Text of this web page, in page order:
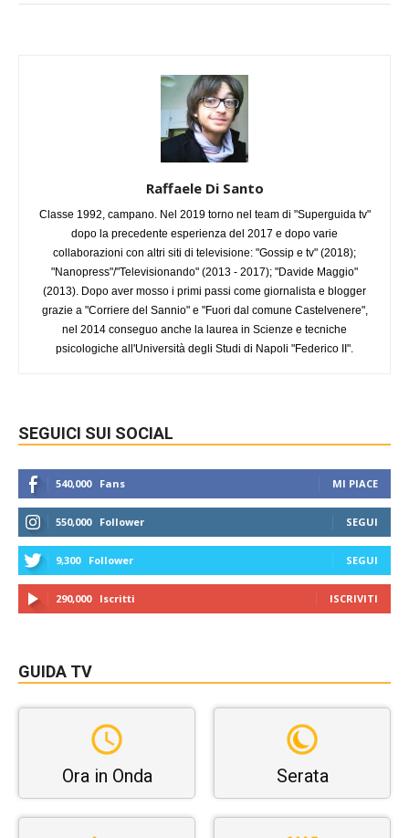
Raffaele Di Santo
Classe 1992, campano. Nel 2019 torno nel team di "Superguida tv"
dopo la precedente esperienza del 2017 e dopo varie
collaborazioni con altri siti di televisione: "Gossip e tv" (2018);
"Nanopress"/"Televisionando" (2013 - 2017); "Davide Maggio"
(2013). Dopo aver mosso i primi passi come giornalista e blogger
grazie a "Corriere del Sannio" e "Fuori dal comune Castelvenere",
nel 2014 conseguo anche la laurea in Scienze e tecniche
psicologiche all'Università degli Studi di Napoli "Federico II".
SEGUICI SUI SOCIAL
540,000 Fans MI PIACE
550,000 Follower SEGUI
9,300 Follower SEGUI
290,000 Iscritti ISCRIVITI
GUIDA TV
Ora in Onda Serata